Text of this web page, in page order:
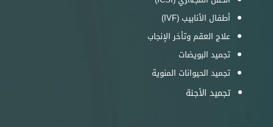
أطفال الأنابيب (IVF)
علاج العقم وتأخر الإنجاب
تجميد البويضات
تجميد الحيوانات المنوية
تجميد الأجنة